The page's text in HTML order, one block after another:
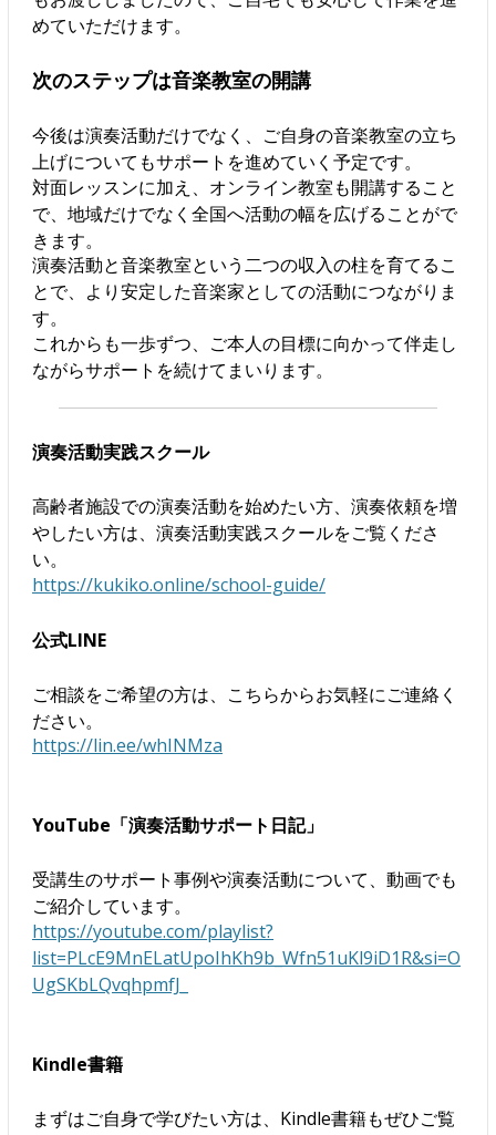
めていただけます。
次のステップは音楽教室の開講
今後は演奏活動だけでなく、ご自身の音楽教室の立ち
上げについてもサポートを進めていく予定です。
対面レッスンに加え、オンライン教室も開講すること
で、地域だけでなく全国へ活動の幅を広げることがで
きます。
演奏活動と音楽教室という二つの収入の柱を育てるこ
とで、より安定した音楽家としての活動につながりま
す。
これからも一歩ずつ、ご本人の目標に向かって伴走し
ながらサポートを続けてまいります。
演奏活動実践スクール
高齢者施設での演奏活動を始めたい方、演奏依頼を増
やしたい方は、演奏活動実践スクールをご覧くださ
い。
https://kukiko.online/school-guide/
公式LINE
ご相談をご希望の方は、こちらからお気軽にご連絡く
ださい。
https://lin.ee/whINMza
YouTube「演奏活動サポート日記」
受講生のサポート事例や演奏活動について、動画でも
ご紹介しています。
https://youtube.com/playlist?
list=PLcE9MnELatUpoIhKh9b_Wfn51uKl9iD1R&si=O
UgSKbLQvqhpmfJ_
Kindle書籍
まずはご自身で学びたい方は、Kindle書籍もぜひご覧